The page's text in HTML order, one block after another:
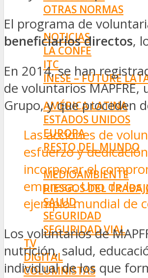
OTRAS NORMAS
INNOVACIÓN
NOTICIAS
LA CONFE
ITC
INESE – FÜTURE
INTERNACIONALES
AMÉRICA LATINA
ESTADOS UNIDOS
EUROPA
RESTO DEL MUNDO
PREVENCIÓN
MEDIOAMBIENTE
RIESGOS DEL
SALUD
SEGURIDAD
SEGURIDAD VIAL
TV
DIGITAL
COLUMNISTAS
El programa de
beneficiarios directos,
En 2014, se han
de voluntarios
Grupo, y que proceden
Las acciones de
esfuerzo y
incorporar el
empresa. Uno de
ejemplo mundial de
Los voluntarios de
nutrición, salud,
individual de los que